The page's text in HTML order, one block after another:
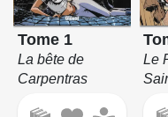
Tome 1
La bête de
Carpentras
Le